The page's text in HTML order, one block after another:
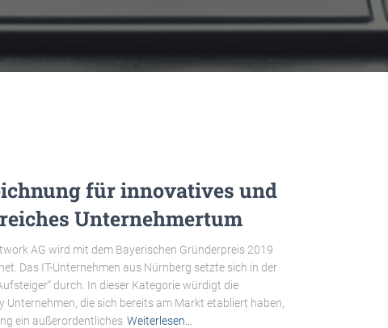
für innovatives und
Unternehmertum
AG wird mit dem Bayerischen Gründerpreis 2019
Das IT-Unternehmen aus Nürnberg setzte sich in der
durch. In dieser Kategorie würdigt die
Unternehmen, die sich bereits am Markt etabliert haben,
ein außerordentliches Weiterlesen…